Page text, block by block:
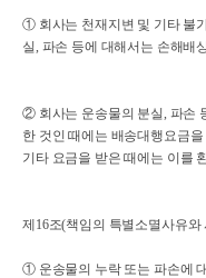
① 회사는 천재지변 및 기타 불
실, 파손 등에 대해서는 손해배
② 회사는 운송물의 분실, 파손
한 것인 때에는 배송대행요금
기타 요금을 받은 때에는 이를
제16조(책임의 특별소멸사유와
① 운송물의 누락 또는 파손에